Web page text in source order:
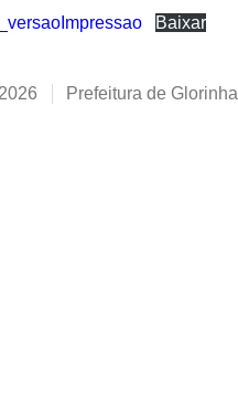
Baixar
Prefeitura de Glorinha